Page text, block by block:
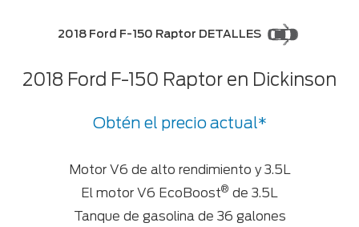
2018 Ford F-150 Raptor DETALLES
2018 Ford F-150 Raptor en Dickinson
Obtén el precio actual*
Motor V6 de alto rendimiento y 3.5L
El motor V6 EcoBoost® de 3.5L
Tanque de gasolina de 36 galones